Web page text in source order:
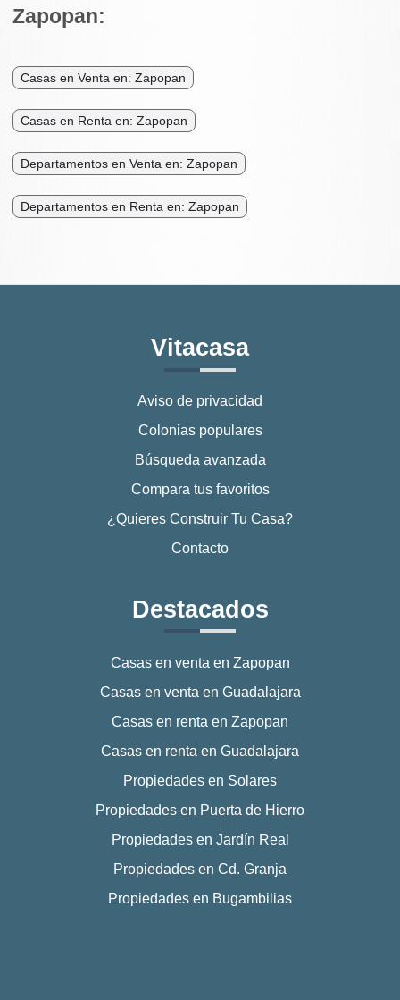
Zapopan:
Casas en Venta en: Zapopan
Casas en Renta en: Zapopan
Departamentos en Venta en: Zapopan
Departamentos en Renta en: Zapopan
Vitacasa
Aviso de privacidad
Colonias populares
Búsqueda avanzada
Compara tus favoritos
¿Quieres Construir Tu Casa?
Contacto
Destacados
Casas en venta en Zapopan
Casas en venta en Guadalajara
Casas en renta en Zapopan
Casas en renta en Guadalajara
Propiedades en Solares
Propiedades en Puerta de Hierro
Propiedades en Jardín Real
Propiedades en Cd. Granja
Propiedades en Bugambilias